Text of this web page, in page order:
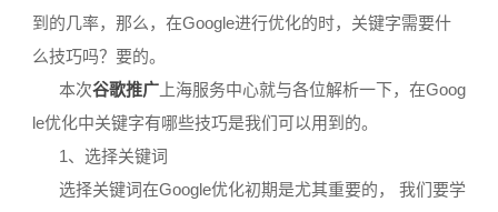
到的几率，那么，在Google进行优化的时，关键字需要什
么技巧吗？要的。
本次谷歌推广上海服务中心就与各位解析一下，在Goog
le优化中关键字有哪些技巧是我们可以用到的。
1、选择关键词
选择关键词在Google优化初期是尤其重要的， 我们要学